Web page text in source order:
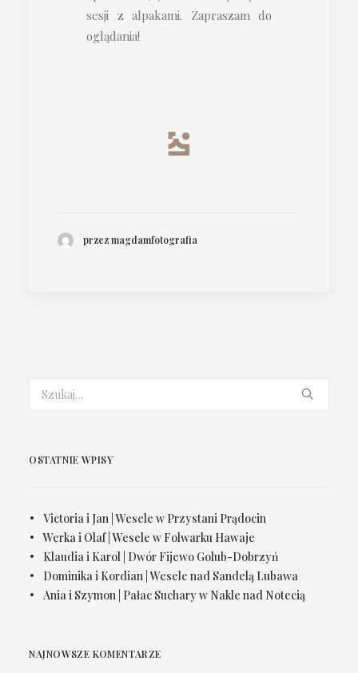
sesji z alpakami. Zapraszam do
oglądania!
przez magdamfotografia
OSTATNIE WPISY
Victoria i Jan | Wesele w Przystani Prądocin
Werka i Olaf | Wesele w Folwarku Hawaje
Klaudia i Karol | Dwór Fijewo Golub-Dobrzyń
Dominika i Kordian | Wesele nad Sandelą Lubawa
Ania i Szymon | Pałac Suchary w Nakle nad Notecią
NAJNOWSZE KOMENTARZE